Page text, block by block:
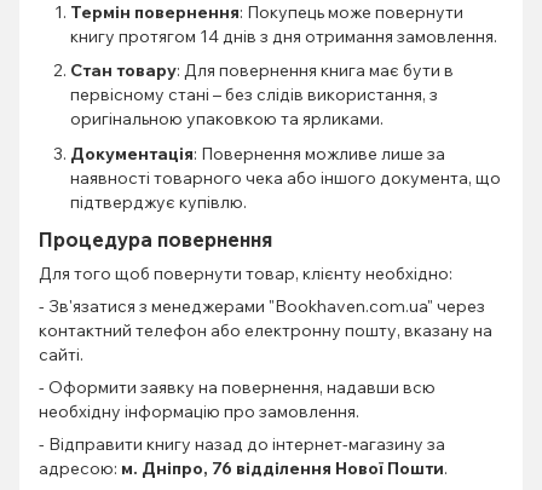
Термін повернення: Покупець може повернути
книгу протягом 14 днів з дня отримання замовлення.
Стан товару: Для повернення книга має бути в
первісному стані – без слідів використання, з
оригінальною упаковкою та ярликами.
Документація: Повернення можливе лише за
наявності товарного чека або іншого документа, що
підтверджує купівлю.
Процедура повернення
Для того щоб повернути товар, клієнту необхідно:
- Зв'язатися з менеджерами "Bookhaven.com.ua" через
контактний телефон або електронну пошту, вказану на
сайті.
- Оформити заявку на повернення, надавши всю
необхідну інформацію про замовлення.
- Відправити книгу назад до інтернет-магазину за
адресою: м. Дніпро, 76 відділення Нової Пошти.